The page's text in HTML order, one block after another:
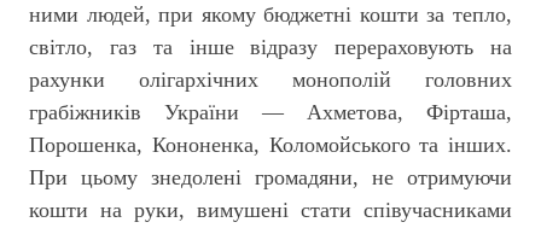
ними людей, при якому бюджетні кошти за тепло,
світло, газ та інше відразу перераховують на
рахунки олігархічних монополій головних
грабіжників України — Ахметова, Фірташа,
Порошенка, Кононенка, Коломойського та інших.
При цьому знедолені громадяни, не отримуючи
кошти на руки, вимушені стати співучасниками